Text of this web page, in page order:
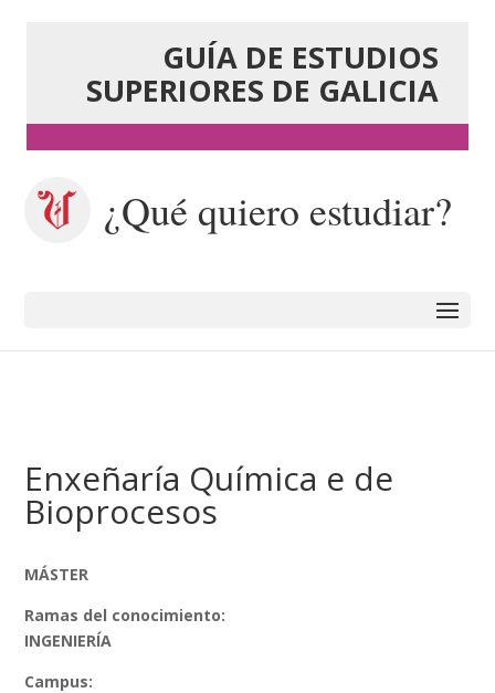
GUÍA DE ESTUDIOS
SUPERIORES DE GALICIA
¿Qué quiero estudiar?
Enxeñaría Química e de
Bioprocesos
MÁSTER
Ramas del conocimiento:
INGENIERÍA
Campus: